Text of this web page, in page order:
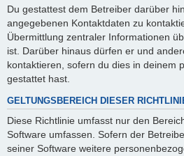
Du gestattest dem Betreiber darüber
angegebenen Kontaktdaten zu
Übermittlung zentraler Informationen
ist. Darüber hinaus dürfen er und
kontaktieren, sofern du dies in deinem
gestattet hast.
GELTUNGSBEREICH DIESER
Diese Richtlinie umfasst nur den
Software umfassen. Sofern der
seiner Software weitere